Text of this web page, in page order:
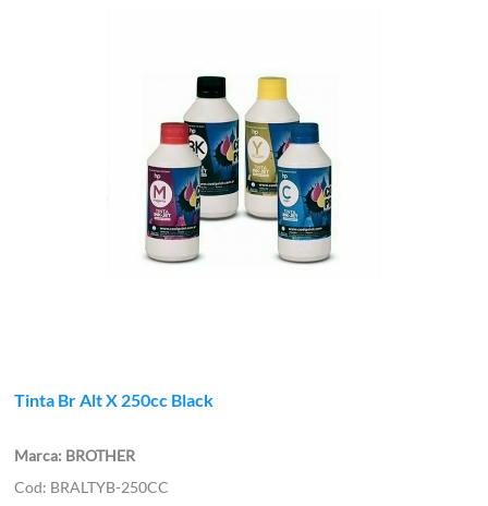
Tinta Br Alt X 250cc Black
BROTHER
BRALTYB-250CC